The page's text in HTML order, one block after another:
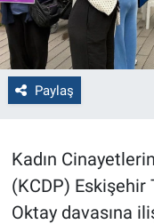
Paylaş
Kadın
(KCDP) Eskişehir
Oktay davasına
Gezi
Genel
Çevre
Magazin